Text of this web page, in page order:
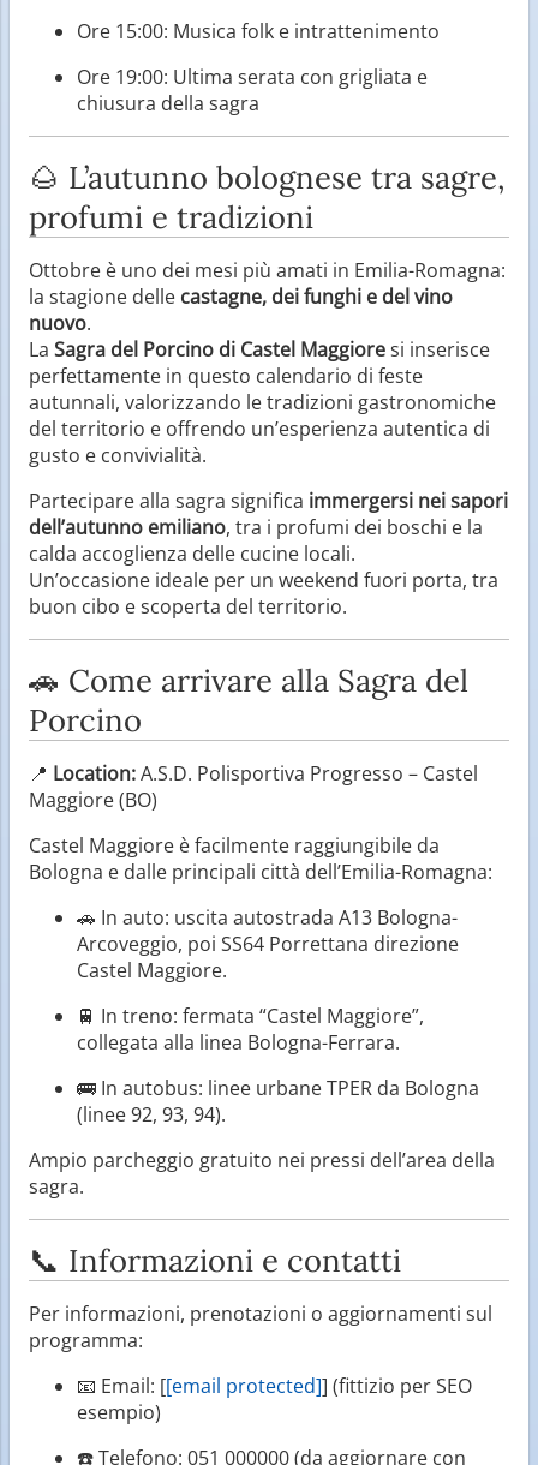
Ore 15:00: Musica folk e intrattenimento
Ore 19:00: Ultima serata con grigliata e
chiusura della sagra
🌰 L’autunno bolognese tra sagre,
profumi e tradizioni
Ottobre è uno dei mesi più amati in Emilia-Romagna:
la stagione delle castagne, dei funghi e del vino
nuovo.
La Sagra del Porcino di Castel Maggioresi inserisce
perfettamente in questo calendario di feste
autunnali, valorizzando le tradizioni gastronomiche
del territorio e offrendo un’esperienza autentica di
gusto e convivialità.
Partecipare alla sagra significa immergersi nei sapori
dell’autunno emiliano, tra i profumi dei boschi e la
calda accoglienza delle cucine locali.
Un’occasione ideale per un weekend fuori porta, tra
buon cibo e scoperta del territorio.
🚗 Come arrivare alla Sagra del
Porcino
📍 Location:A.S.D. Polisportiva Progresso – Castel
Maggiore (BO)
Castel Maggiore è facilmente raggiungibile da
Bologna e dalle principali città dell’Emilia-Romagna:
🚗 In auto: uscita autostrada A13 Bologna-
Arcoveggio, poi SS64 Porrettana direzione
Castel Maggiore.
🚆 In treno: fermata “Castel Maggiore”,
collegata alla linea Bologna-Ferrara.
🚌 In autobus: linee urbane TPER da Bologna
(linee 92, 93, 94).
Ampio parcheggio gratuito nei pressi dell’area della
sagra.
📞 Informazioni e contatti
Per informazioni, prenotazioni o aggiornamenti sul
programma:
📧 Email: [[email protected]] (fittizio per SEO
esempio)
☎️ Telefono: 051 000000 (da aggiornare con